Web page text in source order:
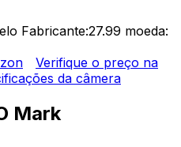
Fabricante:27.99 moeda:
Verifique o preço na
da câmera
Mark